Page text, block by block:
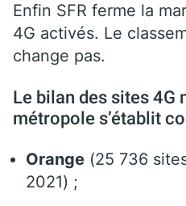
Enfin SFR ferme la
4G activés. Le
change pas.
Le bilan des sites 4G
métropole s’établit
Orange (25 736
2021) ;